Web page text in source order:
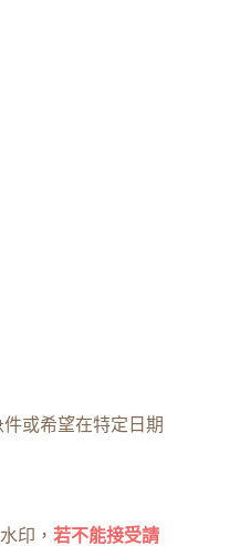
或希望在特定日期
印， 若不能接受請